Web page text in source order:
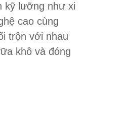
kỹ lưỡng như xi
cao cùng
trộn với nhau
khô và đóng